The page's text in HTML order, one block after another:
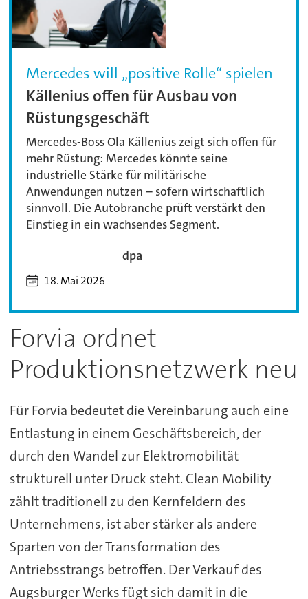
Mercedes will „positive Rolle“ spielen
Källenius offen für Ausbau von
Rüstungsgeschäft
Mercedes-Boss Ola Källenius zeigt sich offen für
mehr Rüstung: Mercedes könnte seine
industrielle Stärke für militärische
Anwendungen nutzen – sofern wirtschaftlich
sinnvoll. Die Autobranche prüft verstärkt den
Einstieg in ein wachsendes Segment.
dpa
18. Mai 2026
Forvia ordnet
Produktionsnetzwerk neu
Für Forvia bedeutet die Vereinbarung auch eine
Entlastung in einem Geschäftsbereich, der
durch den Wandel zur Elektromobilität
strukturell unter Druck steht. Clean Mobility
zählt traditionell zu den Kernfeldern des
Unternehmens, ist aber stärker als andere
Sparten von der Transformation des
Antriebsstrangs betroffen. Der Verkauf des
Augsburger Werks fügt sich damit in die